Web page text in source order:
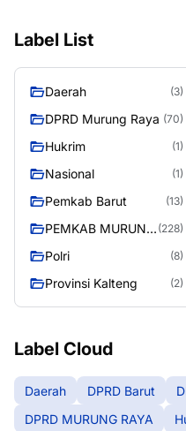
Label List
Daerah (3)
DPRD Murung Raya (70)
Hukrim (1)
Nasional (1)
Pemkab Barut (13)
PEMKAB MURUNG (228)
Polri (8)
Provinsi Kalteng (2)
Label Cloud
Daerah DPRD Barut
DPRD MURUNG RAYA